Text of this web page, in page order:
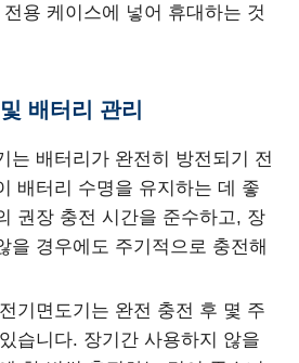
용 케이스에 넣어 휴대하는 것
배터리 관리
는 배터리가 완전히 방전되기 전
배터리 수명을 유지하는 데 좋
권장 충전 시간을 준수하고, 장
을 경우에도 주기적으로 충전해
기면도기는 완전 충전 후 몇 주
습니다. 장기간 사용하지 않을